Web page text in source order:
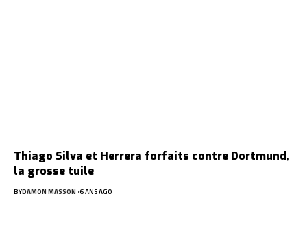
Thiago Silva et Herrera forfaits contre Dortmund,
la grosse tuile
BYDAMON MASSON 6 ANS AGO